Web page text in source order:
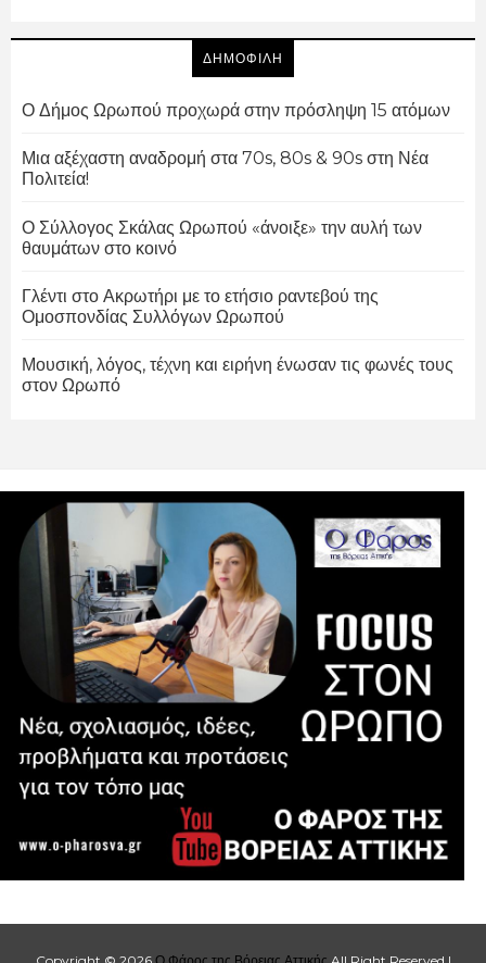
ΔΗΜΟΦΙΛΗ
Ο Δήμος Ωρωπού προχωρά στην πρόσληψη 15 ατόμων
Μια αξέχαστη αναδρομή στα 70s, 80s & 90s στη Νέα
Πολιτεία!
Ο Σύλλογος Σκάλας Ωρωπού «άνοιξε» την αυλή των
θαυμάτων στο κοινό
Γλέντι στο Ακρωτήρι με το ετήσιο ραντεβού της
Ομοσπονδίας Συλλόγων Ωρωπού
Μουσική, λόγος, τέχνη και ειρήνη ένωσαν τις φωνές τους
στον Ωρωπό